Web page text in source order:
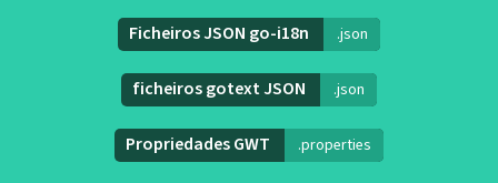
Ficheiros JSON go-i18n .json
ficheiros gotext JSON .json
Propriedades GWT .properties